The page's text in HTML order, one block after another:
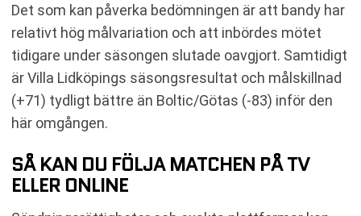
Det som kan påverka bedömningen är att bandy har
relativt hög målvariation och att inbördes mötet
tidigare under säsongen slutade oavgjort. Samtidigt
är Villa Lidköpings säsongsresultat och målskillnad
(+71) tydligt bättre än Boltic/Götas (-83) inför den
här omgången.
SÅ KAN DU FÖLJA MATCHEN PÅ TV
ELLER ONLINE